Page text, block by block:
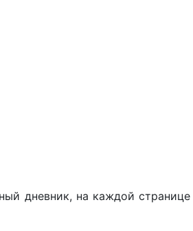
дневник, на каждой